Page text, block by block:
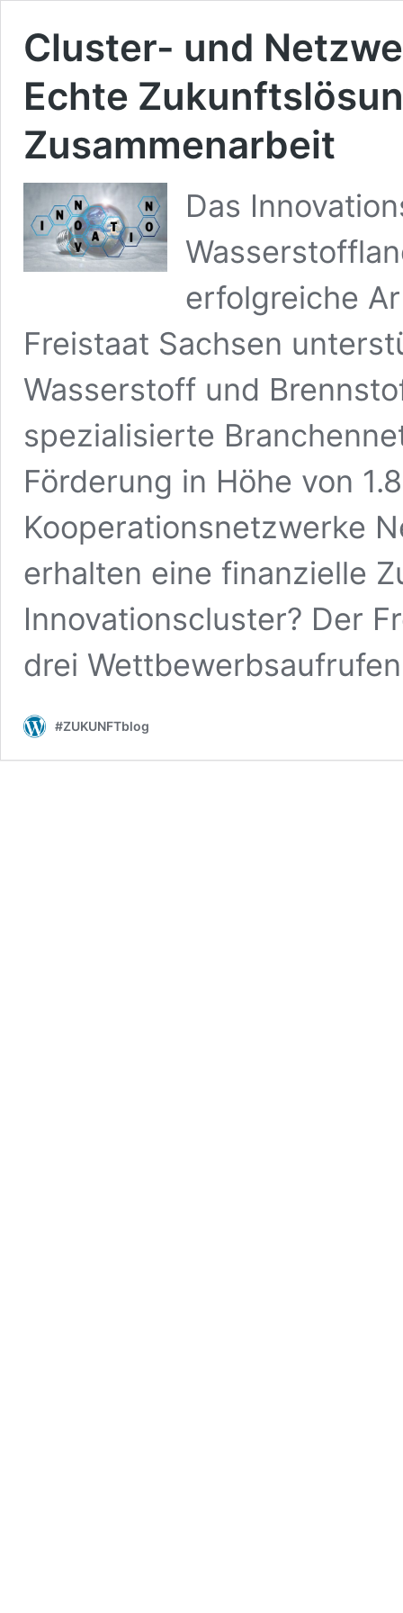
Cluster- und
Echte
Zusammenarbeit
Das
erfolgreiche
Freistaat Sachsen
Wasserstoff und
spezialisierte
Förderung in Höhe von
Kooperationsnetzwerke
erhalten eine finanzielle
Innovationscluster? Der
drei
#ZUKUNFTblog